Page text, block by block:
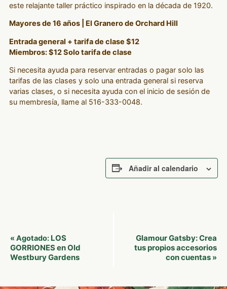
este relajante taller práctico inspirado en la década de 1920.
Mayores de 16 años | El Granero de Orchard Hill
Entrada general + tarifa de clase $12
Miembros: $12 Solo tarifa de clase
Si necesita ayuda para reservar entradas o pagar solo las
tarifas de las clases y solo una entrada general si reserva
varias clases, o si necesita ayuda con el inicio de sesión de
su membresía, llame al 516-333-0048.
Añadir al calendario
Navegación
del
Evento
« Agotado: LOS
GORRIONES en Old
Westbury Gardens
Glamour Gatsby: Crea
tus propios accesorios
con cuentas »